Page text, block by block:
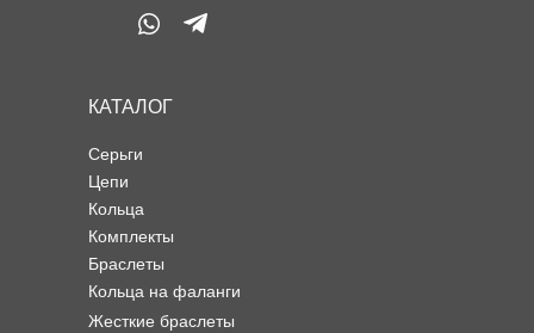
Серьги
Цепи
Кольца
Комплекты
Браслеты
Кольца на фаланги
КАТАЛОГ
Жесткие браслеты